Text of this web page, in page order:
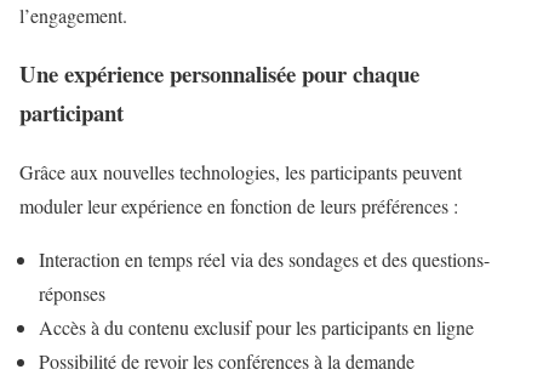
l’engagement.
Une expérience personnalisée pour chaque
participant
Grâce aux nouvelles technologies, les participants peuvent
moduler leur expérience en fonction de leurs préférences :
Interaction en temps réel via des sondages et des questions-
réponses
Accès à du contenu exclusif pour les participants en ligne
Possibilité de revoir les conférences à la demande